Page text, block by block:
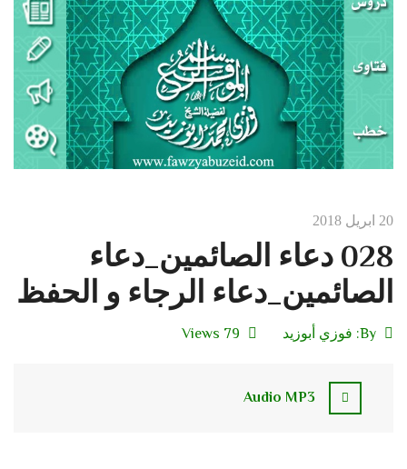
20 ابريل 2018
028 دعاء الصائمين_دعاء
الصائمين_دعاء الرجاء و الحفظ
By: فوزي أبوزيد 79 Views
Audio MP3